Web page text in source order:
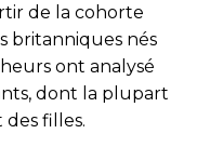
de la cohorte
britanniques nés
ont analysé
dont la plupart
filles.